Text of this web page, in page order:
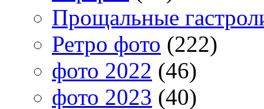
Прощальные
Ретро фото (222)
фото 2022 (46)
фото 2023 (40)